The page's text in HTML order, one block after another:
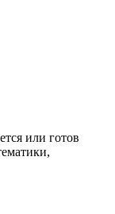
или готов